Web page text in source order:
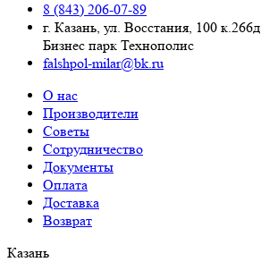
8 (843) 206-07-89
г. Казань, ул. Восстания, 100 к.266д
Бизнес парк Технополис
falshpol-milar@bk.ru
О нас
Производители
Советы
Сотрудничество
Документы
Оплата
Доставка
Возврат
Казань